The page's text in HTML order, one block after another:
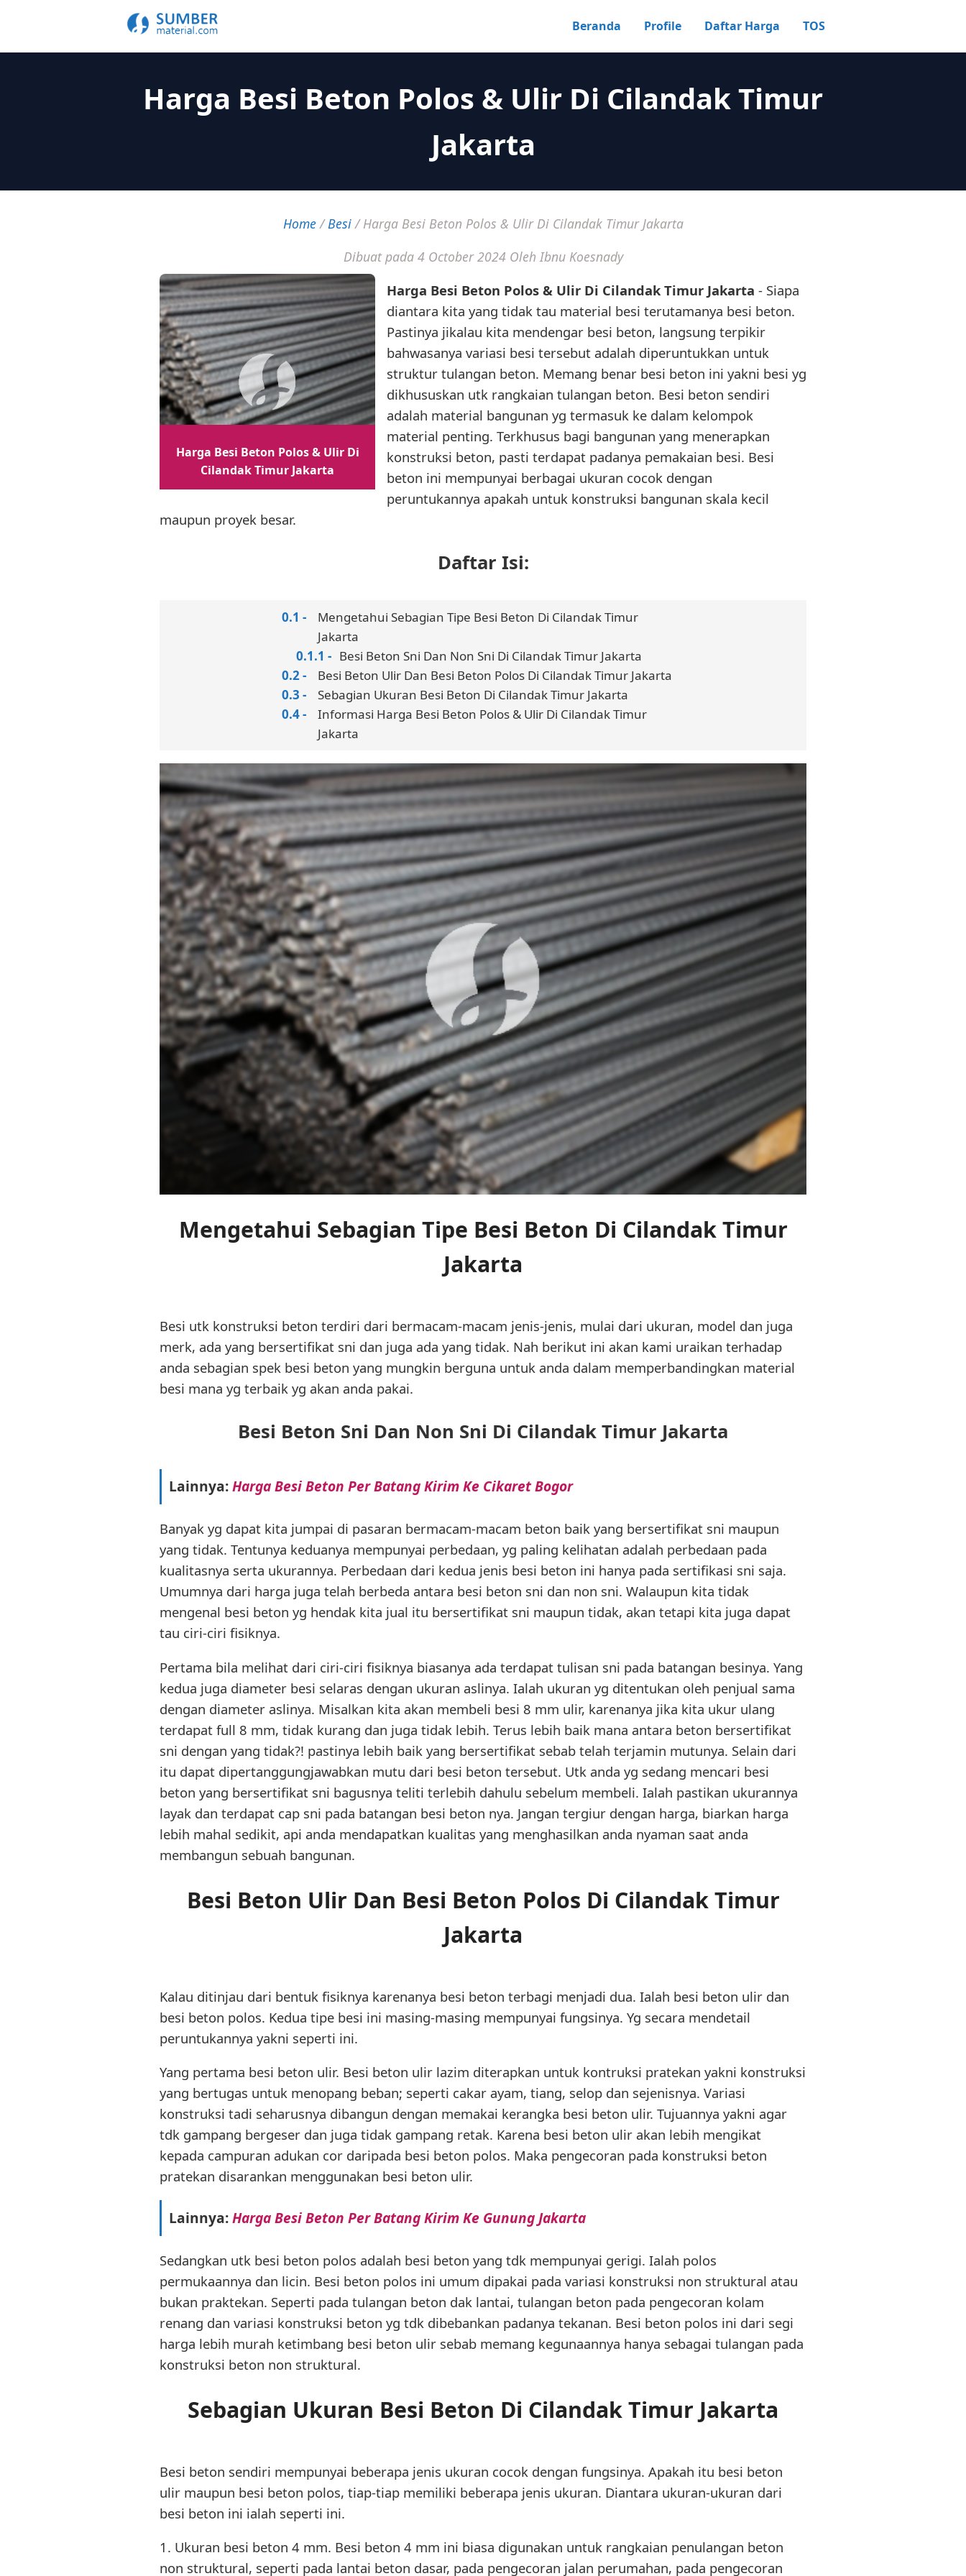
Beranda Profile Daftar Harga TOS
Harga Besi Beton Polos & Ulir Di Cilandak Timur
Jakarta
Home/Besi/Harga Besi Beton Polos & Ulir Di Cilandak Timur Jakarta
Dibuat pada 4 October 2024 Oleh Ibnu Koesnady
Harga Besi Beton Polos & Ulir Di
Cilandak Timur Jakarta
Harga Besi Beton Polos & Ulir Di Cilandak Timur Jakarta - Siapa
diantara kita yang tidak tau material besi terutamanya besi beton.
Pastinya jikalau kita mendengar besi beton, langsung terpikir
bahwasanya variasi besi tersebut adalah diperuntukkan untuk
struktur tulangan beton. Memang benar besi beton ini yakni besi yg
dikhususkan utk rangkaian tulangan beton. Besi beton sendiri
adalah material bangunan yg termasuk ke dalam kelompok
material penting. Terkhusus bagi bangunan yang menerapkan
konstruksi beton, pasti terdapat padanya pemakaian besi. Besi
beton ini mempunyai berbagai ukuran cocok dengan
peruntukannya apakah untuk konstruksi bangunan skala kecil
maupun proyek besar.
Daftar Isi:
Mengetahui Sebagian Tipe Besi Beton Di Cilandak Timur
Jakarta
Besi Beton Sni Dan Non Sni Di Cilandak Timur Jakarta
Besi Beton Ulir Dan Besi Beton Polos Di Cilandak Timur Jakarta
Sebagian Ukuran Besi Beton Di Cilandak Timur Jakarta
Informasi Harga Besi Beton Polos & Ulir Di Cilandak Timur
Jakarta
Mengetahui Sebagian Tipe Besi Beton Di Cilandak Timur
Jakarta
Besi utk konstruksi beton terdiri dari bermacam-macam jenis-jenis, mulai dari ukuran, model dan juga
merk, ada yang bersertifikat sni dan juga ada yang tidak. Nah berikut ini akan kami uraikan terhadap
anda sebagian spek besi beton yang mungkin berguna untuk anda dalam memperbandingkan material
besi mana yg terbaik yg akan anda pakai.
Besi Beton Sni Dan Non Sni Di Cilandak Timur Jakarta
Lainnya:Harga Besi Beton Per Batang Kirim Ke Cikaret Bogor
Banyak yg dapat kita jumpai di pasaran bermacam-macam beton baik yang bersertifikat sni maupun
yang tidak. Tentunya keduanya mempunyai perbedaan, yg paling kelihatan adalah perbedaan pada
kualitasnya serta ukurannya. Perbedaan dari kedua jenis besi beton ini hanya pada sertifikasi sni saja.
Umumnya dari harga juga telah berbeda antara besi beton sni dan non sni. Walaupun kita tidak
mengenal besi beton yg hendak kita jual itu bersertifikat sni maupun tidak, akan tetapi kita juga dapat
tau ciri-ciri fisiknya.
Pertama bila melihat dari ciri-ciri fisiknya biasanya ada terdapat tulisan sni pada batangan besinya. Yang
kedua juga diameter besi selaras dengan ukuran aslinya. Ialah ukuran yg ditentukan oleh penjual sama
dengan diameter aslinya. Misalkan kita akan membeli besi 8 mm ulir, karenanya jika kita ukur ulang
terdapat full 8 mm, tidak kurang dan juga tidak lebih. Terus lebih baik mana antara beton bersertifikat
sni dengan yang tidak?! pastinya lebih baik yang bersertifikat sebab telah terjamin mutunya. Selain dari
itu dapat dipertanggungjawabkan mutu dari besi beton tersebut. Utk anda yg sedang mencari besi
beton yang bersertifikat sni bagusnya teliti terlebih dahulu sebelum membeli. Ialah pastikan ukurannya
layak dan terdapat cap sni pada batangan besi beton nya. Jangan tergiur dengan harga, biarkan harga
lebih mahal sedikit, api anda mendapatkan kualitas yang menghasilkan anda nyaman saat anda
membangun sebuah bangunan.
Besi Beton Ulir Dan Besi Beton Polos Di Cilandak Timur
Jakarta
Kalau ditinjau dari bentuk fisiknya karenanya besi beton terbagi menjadi dua. Ialah besi beton ulir dan
besi beton polos. Kedua tipe besi ini masing-masing mempunyai fungsinya. Yg secara mendetail
peruntukannya yakni seperti ini.
Yang pertama besi beton ulir. Besi beton ulir lazim diterapkan untuk kontruksi pratekan yakni konstruksi
yang bertugas untuk menopang beban; seperti cakar ayam, tiang, selop dan sejenisnya. Variasi
konstruksi tadi seharusnya dibangun dengan memakai kerangka besi beton ulir. Tujuannya yakni agar
tdk gampang bergeser dan juga tidak gampang retak. Karena besi beton ulir akan lebih mengikat
kepada campuran adukan cor daripada besi beton polos. Maka pengecoran pada konstruksi beton
pratekan disarankan menggunakan besi beton ulir.
Lainnya:Harga Besi Beton Per Batang Kirim Ke Gunung Jakarta
Sedangkan utk besi beton polos adalah besi beton yang tdk mempunyai gerigi. Ialah polos
permukaannya dan licin. Besi beton polos ini umum dipakai pada variasi konstruksi non struktural atau
bukan praktekan. Seperti pada tulangan beton dak lantai, tulangan beton pada pengecoran kolam
renang dan variasi konstruksi beton yg tdk dibebankan padanya tekanan. Besi beton polos ini dari segi
harga lebih murah ketimbang besi beton ulir sebab memang kegunaannya hanya sebagai tulangan pada
konstruksi beton non struktural.
Sebagian Ukuran Besi Beton Di Cilandak Timur Jakarta
Besi beton sendiri mempunyai beberapa jenis ukuran cocok dengan fungsinya. Apakah itu besi beton
ulir maupun besi beton polos, tiap-tiap memiliki beberapa jenis ukuran. Diantara ukuran-ukuran dari
besi beton ini ialah seperti ini.
1. Ukuran besi beton 4 mm. Besi beton 4 mm ini biasa digunakan untuk rangkaian penulangan beton
non struktural, seperti pada lantai beton dasar, pada pengecoran jalan perumahan, pada pengecoran